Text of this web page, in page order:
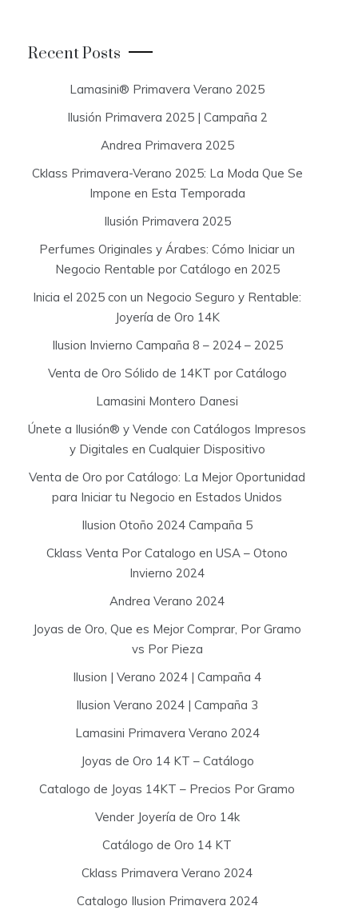
r
:
Recent Posts
Lamasini® Primavera Verano 2025
Ilusión Primavera 2025 | Campaña 2
Andrea Primavera 2025
Cklass Primavera-Verano 2025: La Moda Que Se
Impone en Esta Temporada
Ilusión Primavera 2025
Perfumes Originales y Árabes: Cómo Iniciar un
Negocio Rentable por Catálogo en 2025
Inicia el 2025 con un Negocio Seguro y Rentable:
Joyería de Oro 14K
Ilusion Invierno Campaña 8 – 2024 – 2025
Venta de Oro Sólido de 14KT por Catálogo
Lamasini Montero Danesi
Únete a Ilusión® y Vende con Catálogos Impresos
y Digitales en Cualquier Dispositivo
Venta de Oro por Catálogo: La Mejor Oportunidad
para Iniciar tu Negocio en Estados Unidos
Ilusion Otoño 2024 Campaña 5
Cklass Venta Por Catalogo en USA – Otono
Invierno 2024
Andrea Verano 2024
Joyas de Oro, Que es Mejor Comprar, Por Gramo
vs Por Pieza
Ilusion | Verano 2024 | Campaña 4
Ilusion Verano 2024 | Campaña 3
Lamasini Primavera Verano 2024
Joyas de Oro 14 KT – Catálogo
Catalogo de Joyas 14KT – Precios Por Gramo
Vender Joyería de Oro 14k
Catálogo de Oro 14 KT
Cklass Primavera Verano 2024
Catalogo Ilusion Primavera 2024